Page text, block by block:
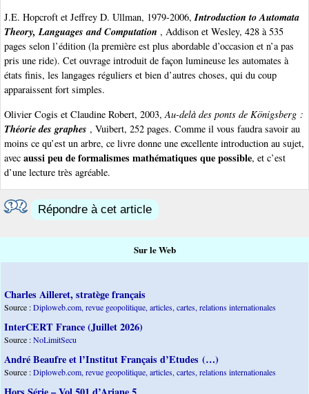
J.E. Hopcroft et Jeffrey D. Ullman, 1979-2006,Introduction to Automata
Theory, Languages and Computation , Addison et Wesley, 428 à 535
pages selon l’édition (la première est plus abordable d’occasion et n’a pas
pris une ride). Cet ouvrage introduit de façon lumineuse les automates à
états finis, les langages réguliers et bien d’autres choses, qui du coup
apparaissent fort simples.
Olivier Cogis et Claudine Robert, 2003, Au-delà des ponts de Königsberg :
Théorie des graphes , Vuibert, 252 pages. Comme il vous faudra savoir au
moins ce qu’est un arbre, ce livre donne une excellente introduction au sujet,
avec aussi peu de formalismes mathématiques que possible, et c’est
d’une lecture très agréable.
Répondre à cet article
Sur le Web
Charles Ailleret, stratège français
Source :Diploweb.com, revue geopolitique, articles, cartes, relations internationales
InterCERT France (Juillet 2026)
Source :NoLimitSecu
André Beaufre et l’Institut Français d’Etudes (…)
Source :Diploweb.com, revue geopolitique, articles, cartes, relations internationales